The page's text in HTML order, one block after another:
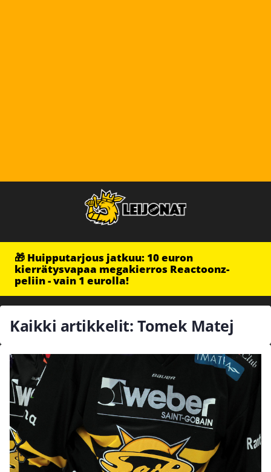
🎁 Huipputarjous jatkuu: 10 euron
kierrätysvapaa megakierros Reactoonz-
peliin - vain 1 eurolla!
Kaikki artikkelit: Tomek Matej